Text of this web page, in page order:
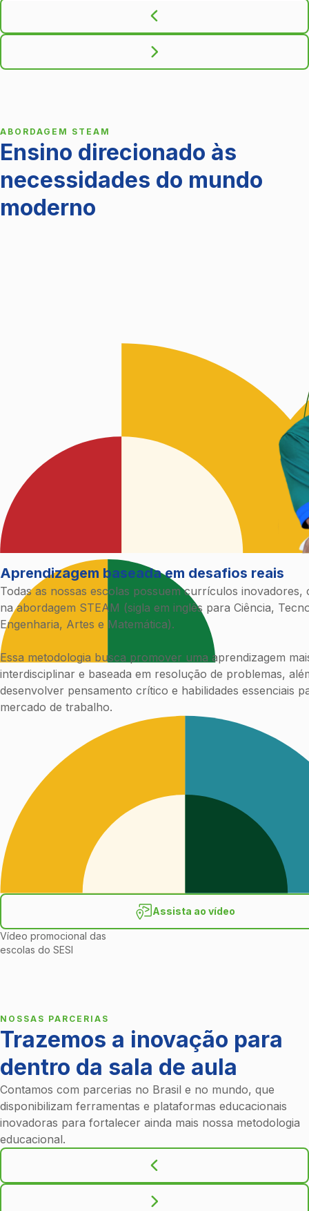
ABORDAGEM STEAM
Ensino direcionado às
necessidades do mundo
moderno
Aprendizagem baseada em desafios reais
Todas as nossas escolas possuem currículos inovadores,
na abordagem STEAM (sigla em inglês para Ciência,
Engenharia, Artes e Matemática).
Essa metodologia busca promover uma aprendizagem
interdisciplinar e baseada em resolução de problemas,
desenvolver pensamento crítico e habilidades essenciais
mercado de trabalho.
Assista ao vídeo
Vídeo promocional das
escolas do SESI
NOSSAS PARCERIAS
Trazemos a inovação para
dentro da sala de aula
Contamos com parcerias no Brasil e no mundo, que
disponibilizam ferramentas e plataformas educacionais
inovadoras para fortalecer ainda mais nossa metodologia
educacional.